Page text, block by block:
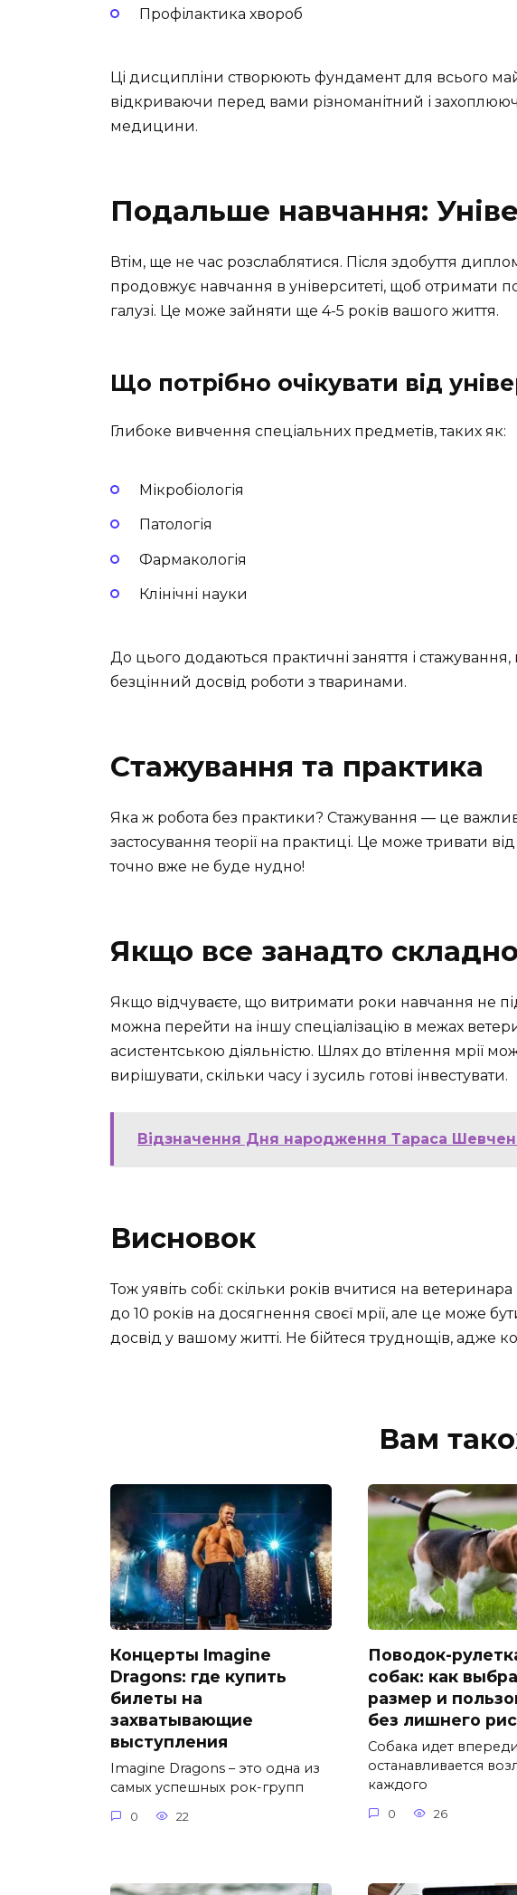
Профілактика хвороб
Ці дисципліни створюють фундамент для всього
відкриваючи перед вами різноманітний і
медицини.
Подальше навчання:
Втім, ще не час розслаблятися. Після здобуття
продовжує навчання в університеті, щоб отримати
галузі. Це може зайняти ще 4-5 років вашого життя.
Що потрібно очікувати від
Глибоке вивчення спеціальних предметів, таких як:
Мікробіологія
Патологія
Фармакологія
Клінічні науки
До цього додаються практичні заняття і
безцінний досвід роботи з тваринами.
Стажування та практика
Яка ж робота без практики? Стажування — це
застосування теорії на практиці. Це може тривати
точно вже не буде нудно!
Якщо все занадто
Якщо відчуваєте, що витримати роки навчання не
можна перейти на іншу спеціалізацію в межах
асистентською діяльністю. Шлях до втілення мрії
вирішувати, скільки часу і зусиль готові інвестувати.
Відзначення Дня народження Тараса
Висновок
Тож уявіть собі: скільки років вчитися на
до 10 років на досягнення своєї мрії, але це може
досвід у вашому житті. Не бійтеся труднощів, адже
Вам
Концерты Imagine
Dragons: где купить
билеты на
захватывающие
выступления
Imagine Dragons – это одна из
самых успешных рок-групп
0 22
Поводок-
собак: как
размер и
без лишнего
Собака идет
останавливается
каждого
0 26